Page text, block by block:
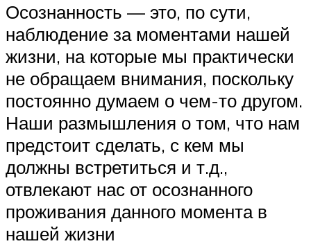
Осознанность — это, по сути,
наблюдение за моментами нашей
жизни, на которые мы практически
не обращаем внимания, поскольку
постоянно думаем о чем-то другом.
Наши размышления о том, что нам
предстоит сделать, с кем мы
должны встретиться и т.д.,
отвлекают нас от осознанного
проживания данного момента в
нашей жизни